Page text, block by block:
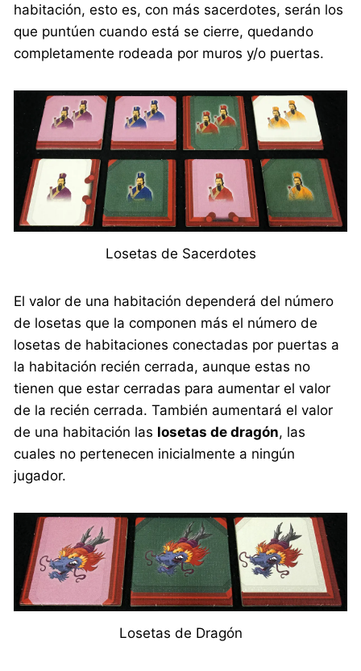
habitación, esto es, con más sacerdotes, serán los
que puntúen cuando está se cierre, quedando
completamente rodeada por muros y/o puertas.
Losetas de Sacerdotes
El valor de una habitación dependerá del número
de losetas que la componen más el número de
losetas de habitaciones conectadas por puertas a
la habitación recién cerrada, aunque estas no
tienen que estar cerradas para aumentar el valor
de la recién cerrada. También aumentará el valor
de una habitación las losetas de dragón, las
cuales no pertenecen inicialmente a ningún
jugador.
Losetas de Dragón